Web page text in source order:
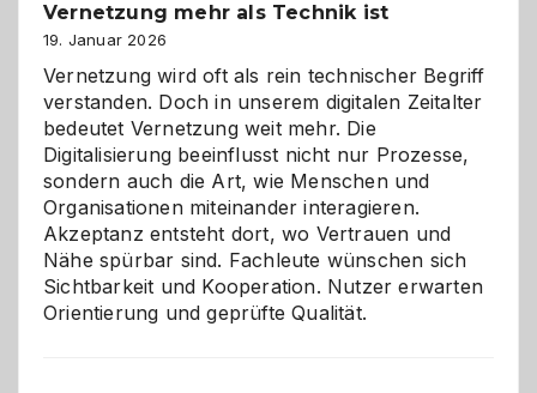
dreifaches
Alaaf!
Vernetzung mehr als Technik ist
19. Januar 2026
Vernetzung wird oft als rein technischer Begriff
verstanden. Doch in unserem digitalen Zeitalter
bedeutet Vernetzung weit mehr. Die
Digitalisierung beeinflusst nicht nur Prozesse,
sondern auch die Art, wie Menschen und
Organisationen miteinander interagieren.
Akzeptanz entsteht dort, wo Vertrauen und
Nähe spürbar sind. Fachleute wünschen sich
Sichtbarkeit und Kooperation. Nutzer erwarten
Orientierung und geprüfte Qualität.